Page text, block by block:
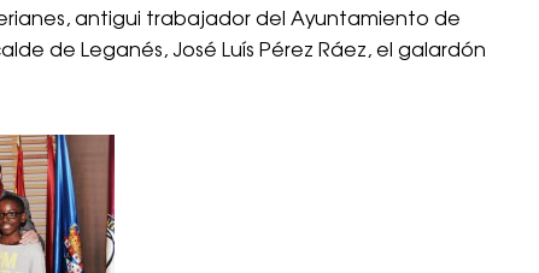
antigui trabajador del Ayuntamiento de
de Leganés, José Luís Pérez Ráez, el galardón